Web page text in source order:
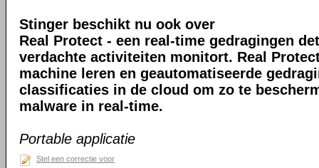
Stinger beschikt nu ook over
Real Protect - een real-time gedragingen
verdachte activiteiten monitort. Real
machine leren en geautomatiseerde
classificaties in de cloud om zo te
malware in real-time.
Portable applicatie
Stel een correctie voor